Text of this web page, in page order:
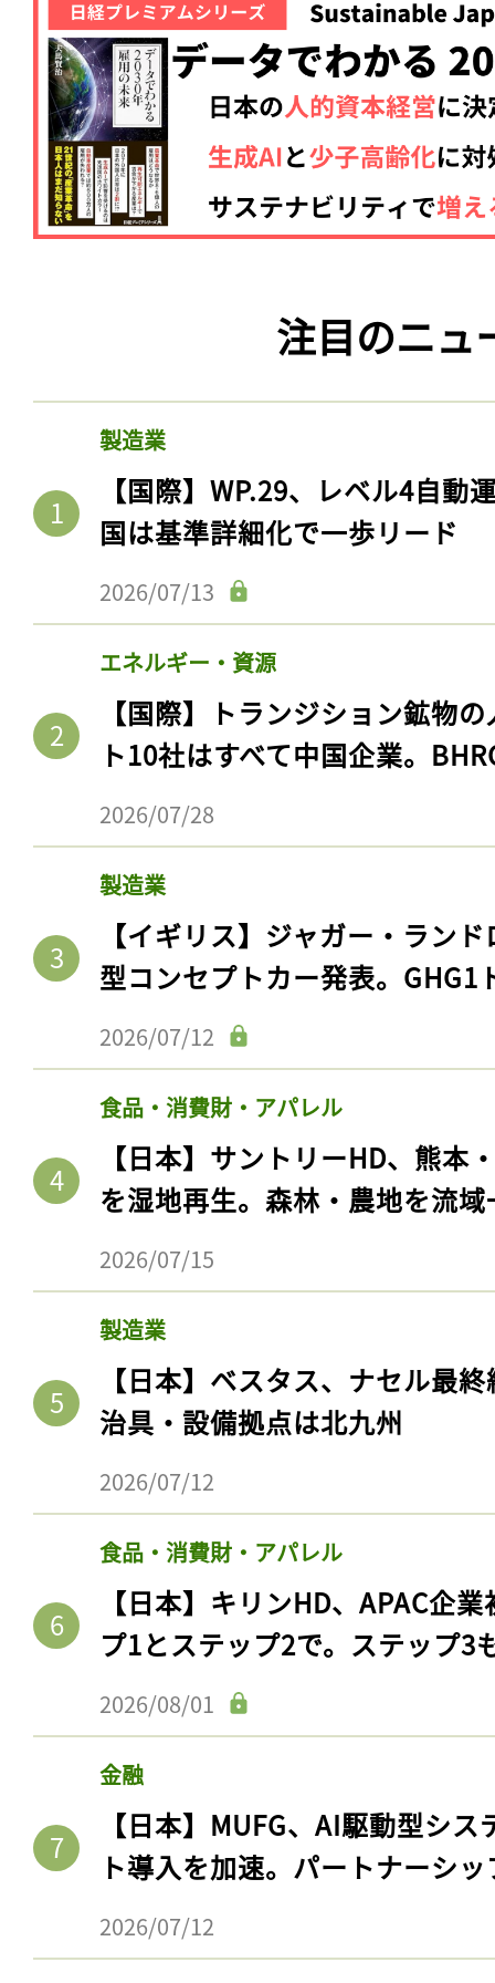
注目のニュ
製造業
【国際】WP.29、レベル4自動
国は基準詳細化で一歩リード
2026/07/13
エネルギー・資源
【国際】トランジション鉱物
ト10社はすべて中国企業。
2026/07/28
製造業
【イギリス】ジャガー・ラン
型コンセプトカー発表。GHG1
2026/07/12
食品・消費財・アパレル
【日本】サントリーHD、熊本
を湿地再生。森林・農地を流
2026/07/15
製造業
【日本】ベスタス、ナセル最
治具・設備拠点は北九州
2026/07/12
食品・消費財・アパレル
【日本】キリンHD、APAC企
プ1とステップ2で。ステップ3
2026/08/01
金融
【日本】MUFG、AI駆動型シ
ト導入を加速。パートナーシ
2026/07/12
記事をお気に入りに
ログインが必